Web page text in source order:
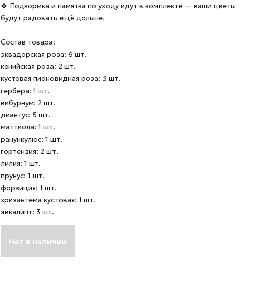
🍀 Подкормка и памятка по уходу идут в комплекте — ваши цветы
будут радовать ещё дольше.
Состав товара:
эквадорская роза: 6 шт.
кенийская роза: 2 шт.
кустовая пионовидная роза: 3 шт.
гербера: 1 шт.
вибурнум: 2 шт.
диантус: 5 шт.
маттиола: 1 шт.
ранункулюс: 1 шт.
гортензия: 2 шт.
лилия: 1 шт.
прунус: 1 шт.
форзиция: 1 шт.
хризантема кустовая: 1 шт.
эвкалипт: 3 шт.
Нет в наличии